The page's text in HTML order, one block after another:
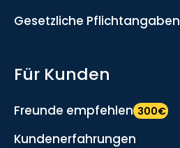
Gesetzliche Pflichtangaben
Für Kunden
Freunde empfehlen 300€
Kundenerfahrungen